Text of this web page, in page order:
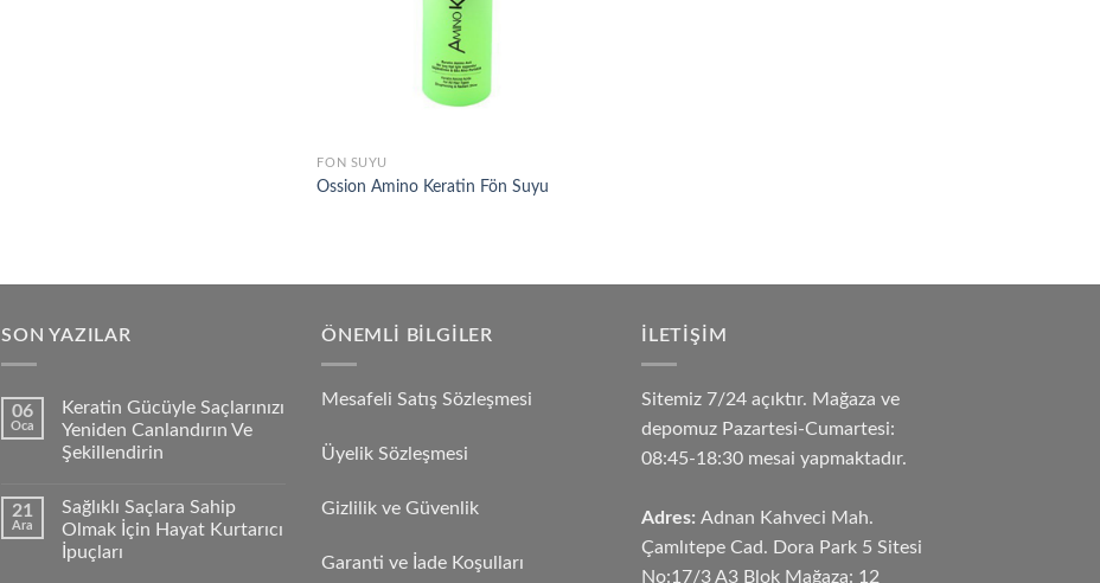
FÖN SUYU
Ossion Amino Keratin Fön Suyu
SON YAZILAR
06
Oca
Keratin Gücüyle Saçlarınızı
Yeniden Canlandırın Ve
Şekillendirin
21
Ara
Sağlıklı Saçlara Sahip
Olmak İçin Hayat Kurtarıcı
İpuçları
ÖNEMLI BILGILER
Mesafeli Satış Sözleşmesi
Üyelik Sözleşmesi
Gizlilik ve Güvenlik
Garanti ve İade Koşulları
İLETIŞIM
Sitemiz 7/24 açıktır. Mağaza ve
depomuz Pazartesi-Cumartesi:
08:45-18:30 mesai yapmaktadır.
Adres: Adnan Kahveci Mah.
Çamlıtepe Cad. Dora Park 5 Sitesi
No:17/3 A3 Blok Mağaza: 12